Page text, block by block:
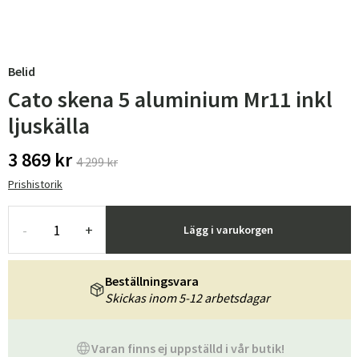
Belid
Cato skena 5 aluminium Mr11 inkl
ljuskälla
3 869 kr 4 299 kr
Prishistorik
- + Lägg i varukorgen
Varan finns ej uppställd i vår butik!
Beställningsvara
Skickas inom 5-12 arbetsdagar